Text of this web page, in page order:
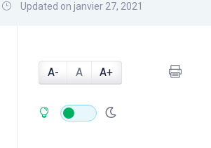
Updated on janvier 27, 2021
A- A A+